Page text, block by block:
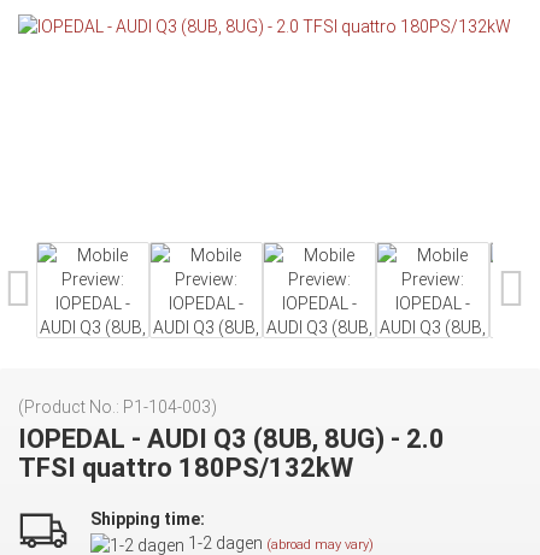
(Product No.: P1-104-003)
IOPEDAL - AUDI Q3 (8UB, 8UG) - 2.0
TFSI quattro 180PS/132kW
Shipping time:
1-2 dagen (abroad may vary)